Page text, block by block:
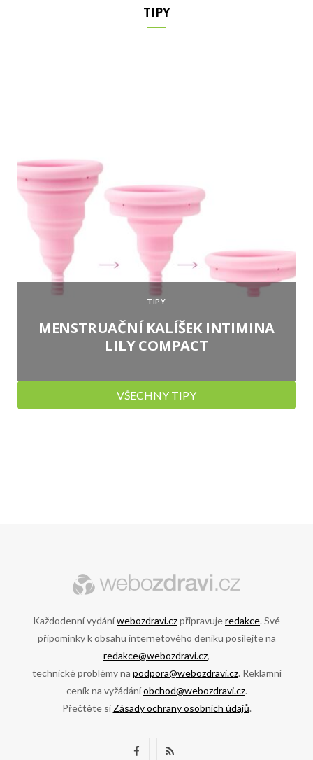
TIPY
TIPY
MENSTRUAČNÍ KALÍŠEK INTIMINA
LILY COMPACT
VŠECHNY TIPY
Každodenní vydáníwebozdravi.czpřipravujeredakce. Své
připomínky k obsahu internetového deníku posílejte na
redakce@webozdravi.cz,
technické problémy na podpora@webozdravi.cz. Reklamní
ceník na vyžádáníobchod@webozdravi.cz.
Přečtěte si Zásady ochrany osobních údajů.
R